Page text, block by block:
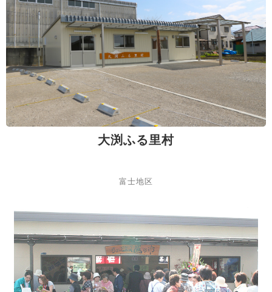
大渕ふる里村
富士地区